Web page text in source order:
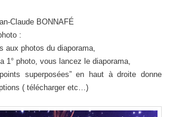
Claude BONNAFÉ
:
aux photos du diaporama,
1° photo, vous lancez le diaporama,
superposées” en haut à droite donne
( télécharger etc…)